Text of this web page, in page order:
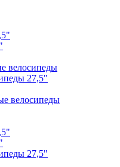
велосипеды
27,5"
велосипеды
27,5"